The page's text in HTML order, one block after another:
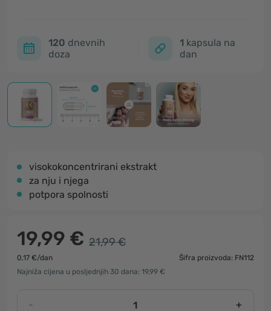
120 dnevnih
doza
1 kapsula na
dan
visokokoncentrirani ekstrakt
za nju i njega
potpora spolnosti
19,99 € 21,99 €
0,17 €/dan
Šifra proizvoda: FN112
Najniža cijena u posljednjih 30 dana: 19,99 €
- +